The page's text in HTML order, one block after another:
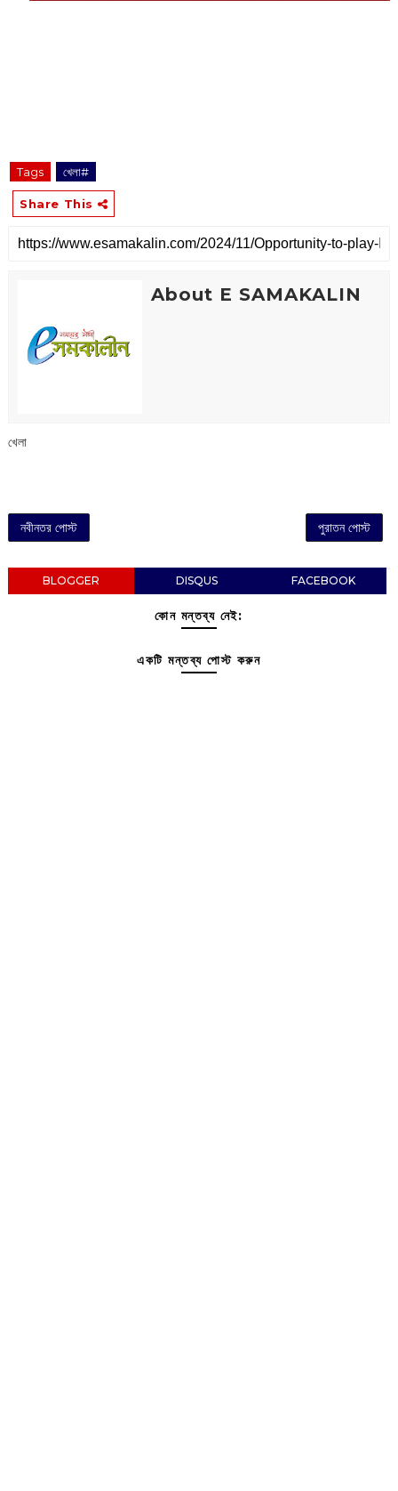
Tags খেলা#
Share This
About E SAMAKALIN
খেলা
নবীনতর পোস্ট পুরাতন পোস্ট
BLOGGER DISQUS FACEBOOK
কোন মন্তব্য নেই:
একটি মন্তব্য পোস্ট করুন